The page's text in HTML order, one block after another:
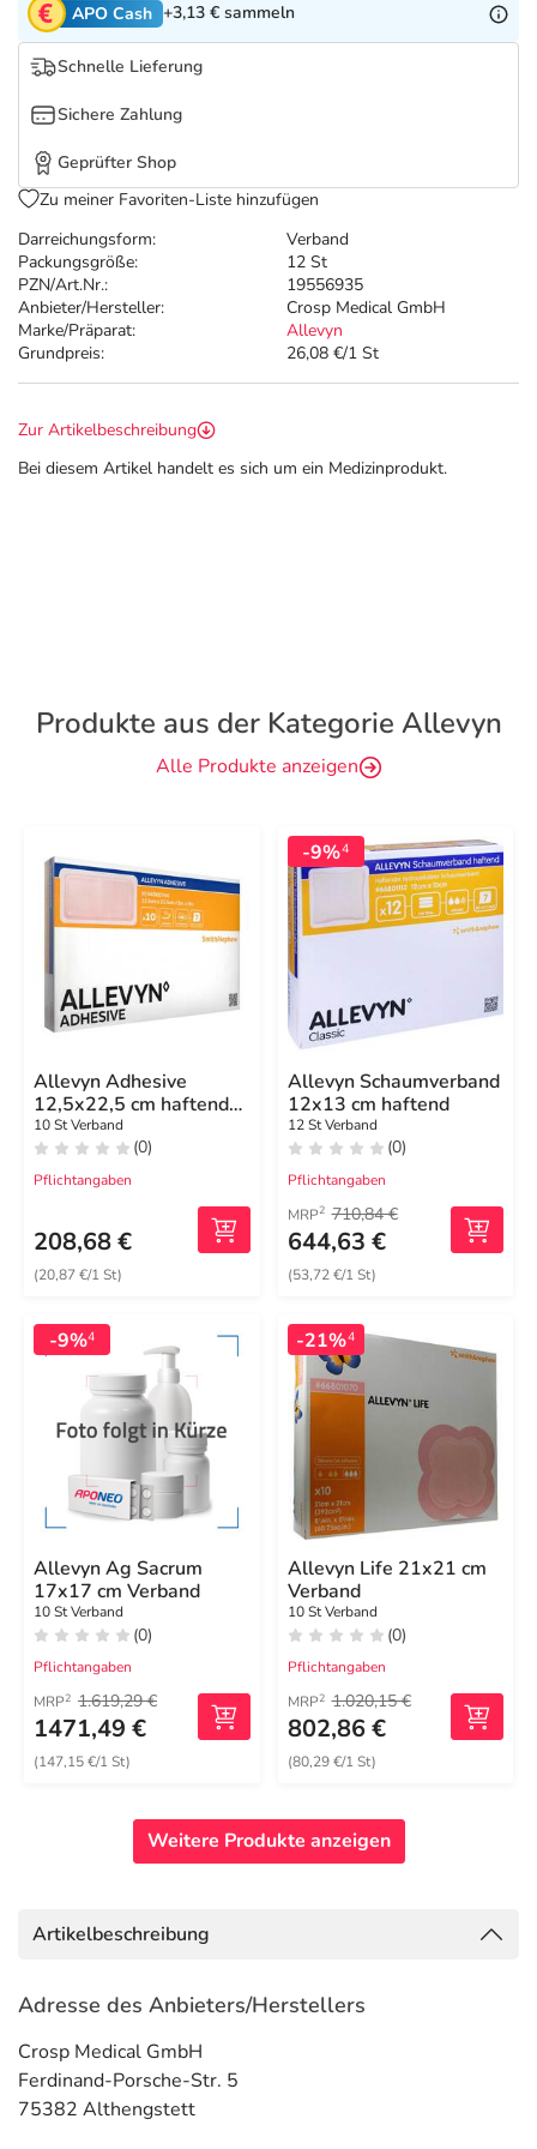
Tierapotheke
Marken
Salus Deals
Darreichungsform:
Verband
Packungsgröße:
12 St
PZN/Art.Nr.:
19556935
Anbieter/Hersteller:
Crosp Medical GmbH
Marke/Präparat:
Allevyn
Grundpreis:
26,08 €/1 St
APO Cash +3,13 € sammeln
Schnelle Lieferung
Sichere Zahlung
Geprüfter Shop
Zu meiner Favoriten-Liste hinzufügen
Zur Artikelbeschreibung
Bei diesem Artikel handelt es sich um ein Medizinprodukt.
Produkte aus der Kategorie Allevyn
Alle Produkte anzeigen
Allevyn Adhesive
12,5x22,5 cm haftende
Wundauflage
10 St Verband
(0)
Pflichtangaben
208,68 €
(20,87 €/1 St)
-9%4
Allevyn Schaumverband
12x13 cm haftend
12 St Verband
(0)
Pflichtangaben
MRP2 710,84 €
644,63 €
(53,72 €/1 St)
-9%4
Allevyn Ag Sacrum
17x17 cm Verband
10 St Verband
(0)
Pflichtangaben
MRP2 1.619,29 €
1471,49 €
(147,15 €/1 St)
-21%4
Allevyn Life 21x21 cm
Verband
10 St Verband
(0)
Pflichtangaben
MRP2 1.020,15 €
802,86 €
(80,29 €/1 St)
Weitere Produkte anzeigen
Artikelbeschreibung
Adresse des Anbieters/Herstellers
Crosp Medical GmbH
Ferdinand-Porsche-Str. 5
75382 Althengstett